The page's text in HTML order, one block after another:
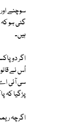
سوچنے
گئی ہو
ہیں۔
اگر دو
اُس نے
سی آئی
پڑگیا کہ
اگرچہ